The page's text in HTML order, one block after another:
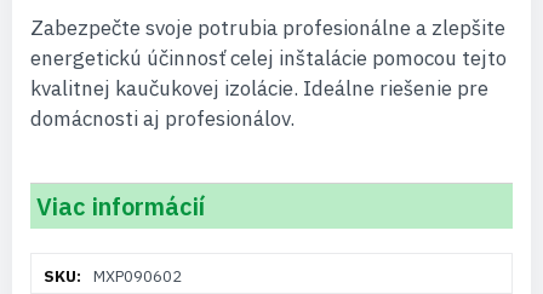
Zabezpečte svoje potrubia profesionálne a zlepšite
energetickú účinnosť celej inštalácie pomocou tejto
kvalitnej kaučukovej izolácie. Ideálne riešenie pre
domácnosti aj profesionálov.
Viac informácií
informáciíMXP090602